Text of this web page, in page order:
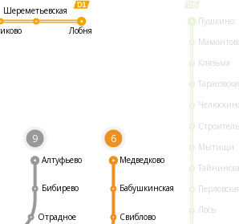
Пушкино
Клязьма
Мытищи
Лось
9 6
Медведково
Бабушкинская
Свиблово
Шереметьевская
Лобня
Бибирево
Отрадное
Алтуфьево